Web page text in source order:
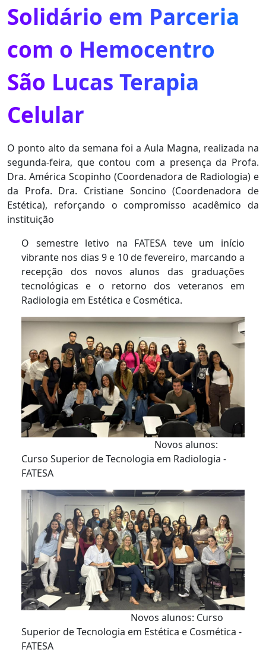
Solidário em Parceria
com o Hemocentro
São Lucas Terapia
Celular
O ponto alto da semana foi a Aula Magna, realizada na
segunda-feira, que contou com a presença da Profa.
Dra. América Scopinho (Coordenadora de Radiologia) e
da Profa. Dra. Cristiane Soncino (Coordenadora de
Estética), reforçando o compromisso acadêmico da
instituição
O semestre letivo na FATESA teve um início
vibrante nos dias 9 e 10 de fevereiro, marcando a
recepção dos novos alunos das graduações
tecnológicas e o retorno dos veteranos em
Radiologia em Estética e Cosmética.
Novos alunos:
Curso Superior de Tecnologia em Radiologia -
FATESA
Novos alunos: Curso
Superior de Tecnologia em Estética e Cosmética -
FATESA